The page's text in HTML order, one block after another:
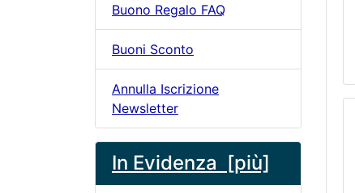
Buono Regalo FAQ
Buoni Sconto
Annulla Iscrizione
Newsletter
In Evidenza [più]